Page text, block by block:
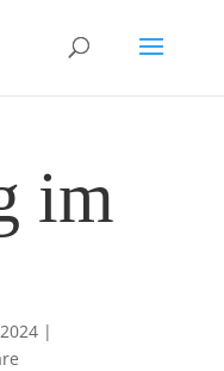
im
|